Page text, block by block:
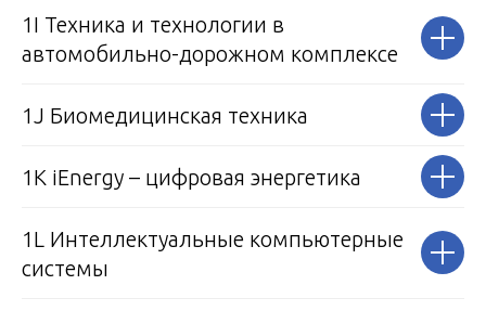
1I Техника и технологии в
автомобильно-дорожном комплексе
1J Биомедицинская техника
1К iEnergy – цифровая энергетика
1L Интеллектуальные компьютерные
системы